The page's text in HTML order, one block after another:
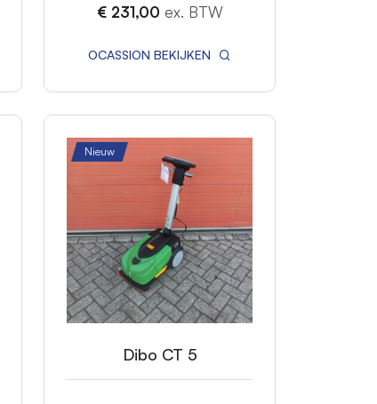
€ 231,00 ex. BTW
OCASSION BEKIJKEN
Nieuw
Dibo CT 5